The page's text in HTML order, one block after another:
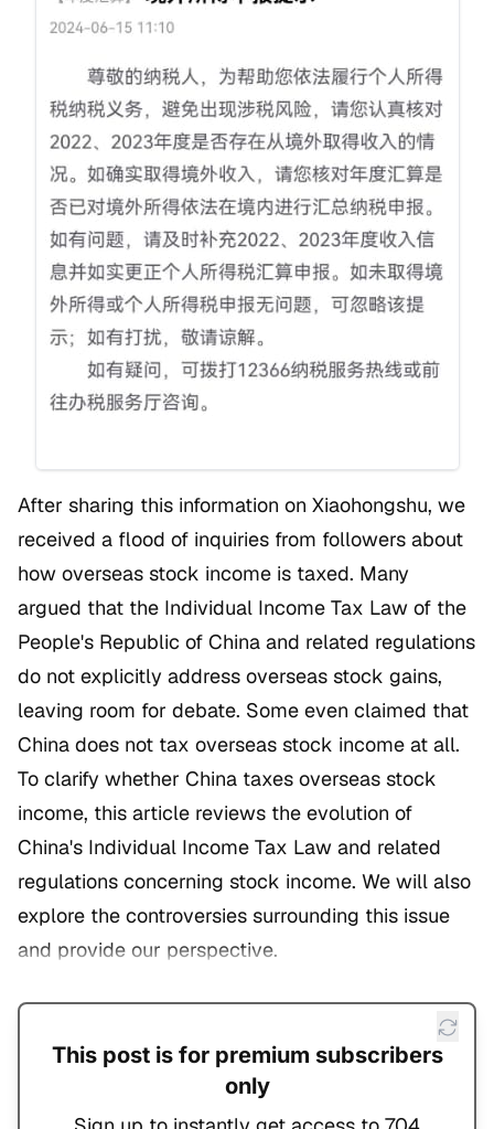
After sharing this information on Xiaohongshu, we
received a flood of inquiries from followers about
how overseas stock income is taxed. Many
argued that the Individual Income Tax Law of the
People's Republic of China and related regulations
do not explicitly address overseas stock gains,
leaving room for debate. Some even claimed that
China does not tax overseas stock income at all.
To clarify whether China taxes overseas stock
income, this article reviews the evolution of
China's Individual Income Tax Law and related
regulations concerning stock income. We will also
explore the controversies surrounding this issue
and provide our perspective.
This post is for premium subscribers
only